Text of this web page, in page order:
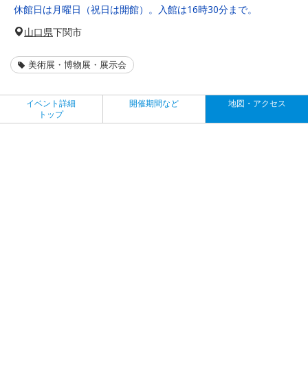
休館日は月曜日（祝日は開館）。入館は16時30分まで。
山口県下関市
美術展・博物展・展示会
イベント詳細
トップ
開催期間など 地図・アクセス